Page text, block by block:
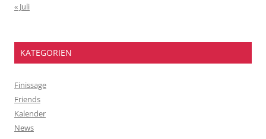
« Juli
KATEGORIEN
Finissage
Friends
Kalender
News